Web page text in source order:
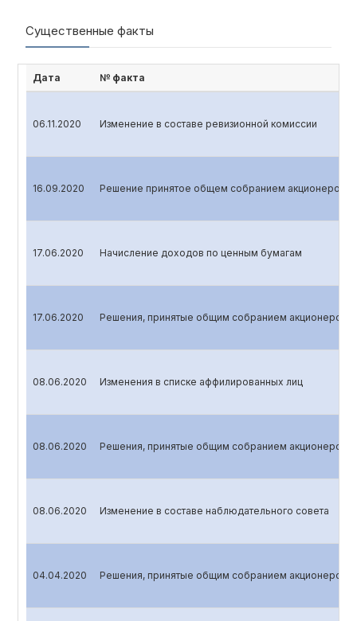
Существенные факты
Дата № факта
06.11.2020 Изменение в составе ревизионной комиссии
16.09.2020 Решение принятое общем собранием акционеров
17.06.2020 Начисление доходов по ценным бумагам
17.06.2020 Решения, принятые общим собранием акционеров
08.06.2020 Изменения в списке аффилированных лиц
08.06.2020 Решения, принятые общим собранием акционеров
08.06.2020 Изменение в составе наблюдательного совета
04.04.2020 Решения, принятые общим собранием акционеров